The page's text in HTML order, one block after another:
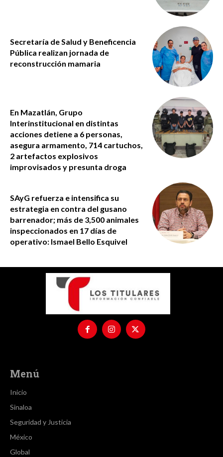
Secretaría de Salud y Beneficencia
Pública realizan jornada de
reconstrucción mamaria
En Mazatlán, Grupo
Interinstitucional en distintas
acciones detiene a 6 personas,
asegura armamento, 714 cartuchos,
2 artefactos explosivos
improvisados y presunta droga
SAyG refuerza e intensifica su
estrategia en contra del gusano
barrenador; más de 3,500 animales
inspeccionados en 17 días de
operativo: Ismael Bello Esquivel
Menú
Inicio
Sinaloa
Seguridad y Justicia
México
Global